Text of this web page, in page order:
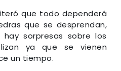
que todo dependerá
que se desprendan,
sorpresas sobre los
ya que se vienen
un tiempo.